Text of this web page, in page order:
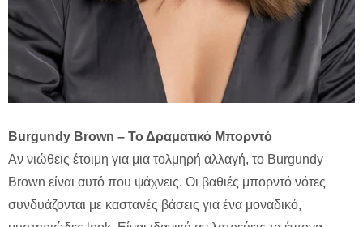
Burgundy Brown – Το Δραματικό Μπορντό
Αν νιώθεις έτοιμη για μια τολμηρή αλλαγή, το Burgundy
Brown είναι αυτό που ψάχνεις. Οι βαθιές μπορντό νότες
συνδυάζονται με καστανές βάσεις για ένα μοναδικό,